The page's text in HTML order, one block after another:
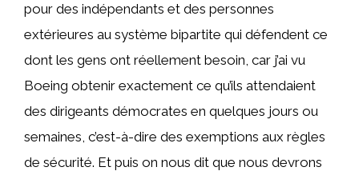
pour des indépendants et des personnes
extérieures au système bipartite qui défendent ce
dont les gens ont réellement besoin, car j’ai vu
Boeing obtenir exactement ce qu’ils attendaient
des dirigeants démocrates en quelques jours ou
semaines, c’est-à-dire des exemptions aux règles
de sécurité. Et puis on nous dit que nous devrons